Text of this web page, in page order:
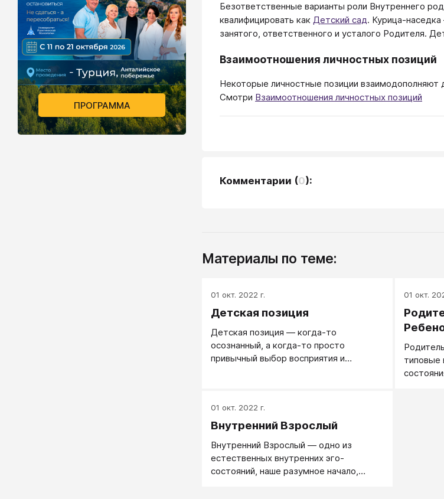
Безответственные варианты роли Внутреннего
квалифицировать как Детский сад. Курица-
занятого, ответственного и усталого Родителя.
Взаимоотношения личностных позиций
Некоторые личностные позиции
Смотри Взаимоотношения личностных позиций
Комментарии (0):
Материалы по теме:
01 окт. 2022 г.
Детская позиция
Детская позиция — когда-то
осознанный, а когда-то просто
привычный выбор восприятия и
01 окт.
типовые
01 окт. 2022 г.
Внутренний Взрослый
Внутренний Взрослый — одно из
естественных внутренних эго-
состояний, наше разумное начало,
ПРОГРАММА